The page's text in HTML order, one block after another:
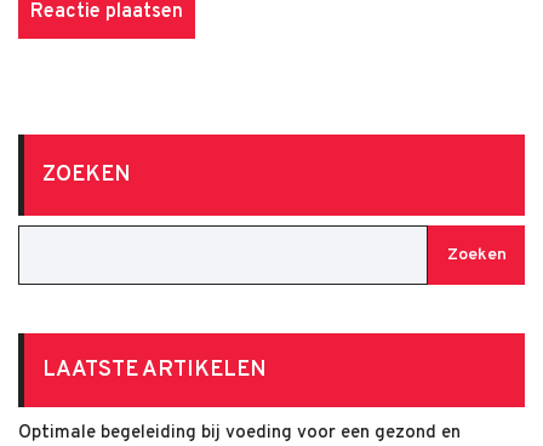
ZOEKEN
Zoeken
LAATSTE ARTIKELEN
Optimale begeleiding bij voeding voor een gezond en